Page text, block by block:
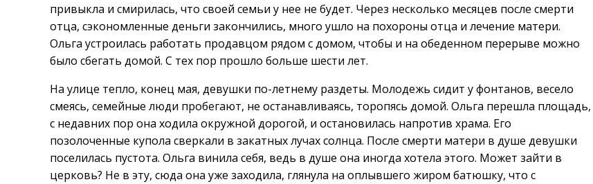
привыкла и смирилась, что своей семьи у нее не будет. Через несколько месяцев после смерти
отца, сэкономленные деньги закончились, много ушло на похороны отца и лечение матери.
Ольга устроилась работать продавцом рядом с домом, чтобы и на обеденном перерыве можно
было сбегать домой. С тех пор прошло больше шести лет.
На улице тепло, конец мая, девушки по-летнему раздеты. Молодежь сидит у фонтанов, весело
смеясь, семейные люди пробегают, не останавливаясь, торопясь домой. Ольга перешла площадь,
с недавних пор она ходила окружной дорогой, и остановилась напротив храма. Его
позолоченные купола сверкали в закатных лучах солнца. После смерти матери в душе девушки
поселилась пустота. Ольга винила себя, ведь в душе она иногда хотела этого. Может зайти в
церковь? Не в эту, сюда она уже заходила, глянула на оплывшего жиром батюшку, что с